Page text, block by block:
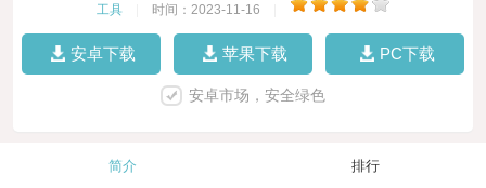
工具 时间：2023-11-16
安卓下载 苹果下载 PC下载
安卓市场，安全绿色
简介 排行